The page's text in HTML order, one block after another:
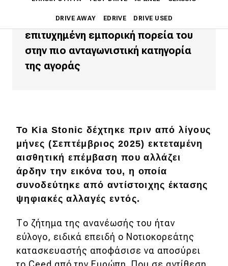
DRIVE AWAY EDRIVE DRIVE USED
Main navigation
Επικαιρότητα
Κόσμος
Τεχνολογία
Ασφάλεια
Αγορά
Test Drive
την εικόνα του Kia Stonic
προκειμένου να συνεχίσει την
επιτυχημένη εμπορική πορεία του
στην πιο ανταγωνιστική κατηγορία
της αγοράς
Το Kia Stonic δέχτηκε πριν από λίγους
μήνες (Σεπτέμβριος 2025) εκτεταμένη
αισθητική επέμβαση που αλλάζει
άρδην την εικόνα του, η οποία
συνοδεύτηκε από αντίστοιχης έκτασης
ψηφιακές αλλαγές εντός.
Το ζήτημα της ανανέωσής του ήταν
εύλογο, ειδικά επειδή ο Νοτιοκορεάτης
κατασκευαστής αποφάσισε να αποσύρει